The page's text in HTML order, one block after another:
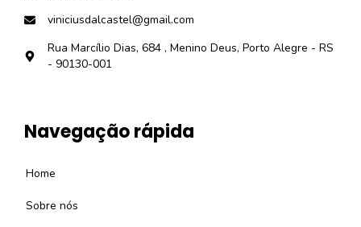
viniciusdalcastel@gmail.com
Rua Marcílio Dias, 684 , Menino Deus, Porto Alegre - RS
- 90130-001
Navegação rápida
Home
Sobre nós